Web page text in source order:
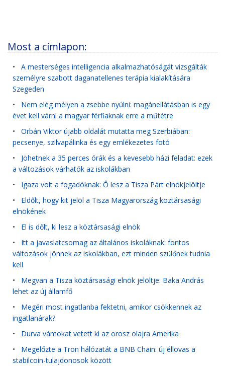
Most a címlapon:
• A mesterséges intelligencia alkalmazhatóságát vizsgálták
személyre szabott daganatellenes terápia kialakítására
Szegeden
• Nem elég mélyen a zsebbe nyúlni: magánellátásban is egy
évet kell várni a magyar férfiaknak erre a műtétre
• Orbán Viktor újabb oldalát mutatta meg Szerbiában:
pecsenye, szilvapálinka és egy emlékezetes fotó
• Jöhetnek a 35 perces órák és a kevesebb házi feladat: ezek
a változások várhatók az iskolákban
• Igaza volt a fogadóknak: Ő lesz a Tisza Párt elnökjelöltje
• Eldőlt, hogy kit jelöl a Tisza Magyarország köztársasági
elnökének
• El is dőlt, ki lesz a köztársasági elnök
• Itt a javaslatcsomag az általános iskoláknak: fontos
változások jönnek az iskolákban, ezt minden szülőnek tudnia
kell
• Megvan a Tisza köztársasági elnök jelöltje: Baka András
lehet az új államfő
• Megéri most ingatlanba fektetni, amikor csökkennek az
ingatlanárak?
• Durva vámokat vetett ki az orosz olajra Amerika
• Megelőzte a Tron hálózatát a BNB Chain: új éllovas a
stabilcoin-tulajdonosok között